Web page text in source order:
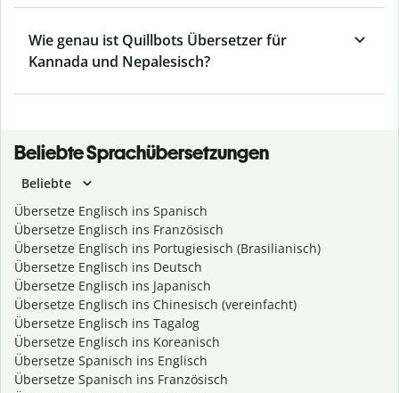
Wie genau ist Quillbots Übersetzer für
Kannada und Nepalesisch?
Beliebte Sprachübersetzungen
Beliebte
Übersetze Englisch ins Spanisch
Übersetze Englisch ins Französisch
Übersetze Englisch ins Portugiesisch (Brasilianisch)
Übersetze Englisch ins Deutsch
Übersetze Englisch ins Japanisch
Übersetze Englisch ins Chinesisch (vereinfacht)
Übersetze Englisch ins Tagalog
Übersetze Englisch ins Koreanisch
Übersetze Spanisch ins Englisch
Übersetze Spanisch ins Französisch